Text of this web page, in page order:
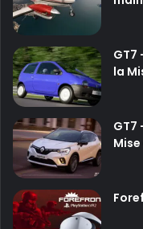
GT7
la
GT7